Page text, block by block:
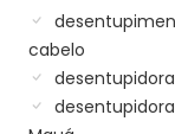
cabelo